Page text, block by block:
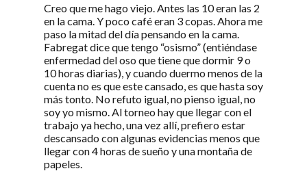
Creo que me hago viejo. Antes las 10 eran las 2
en la cama. Y poco café eran 3 copas. Ahora me
paso la mitad del día pensando en la cama.
Fabregat dice que tengo “osismo” (entiéndase
enfermedad del oso que tiene que dormir 9 o
10 horas diarias), y cuando duermo menos de la
cuenta no es que este cansado, es que hasta soy
más tonto. No refuto igual, no pienso igual, no
soy yo mismo. Al torneo hay que llegar con el
trabajo ya hecho, una vez allí, prefiero estar
descansado con algunas evidencias menos que
llegar con 4 horas de sueño y una montaña de
papeles.